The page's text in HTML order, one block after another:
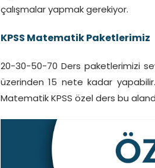
çalışmalar yapmak gerekiyor.
KPSS Matematik Paketlerimiz
20-30-50-70 Ders paketlerimizi
üzerinden 15 nete kadar yapabilir.
Matematik KPSS özel ders bu